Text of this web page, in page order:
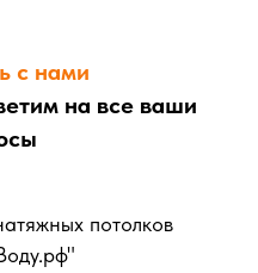
с нами
на все ваши
потолков